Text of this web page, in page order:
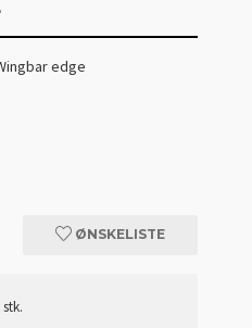
edge
ØNSKELISTE